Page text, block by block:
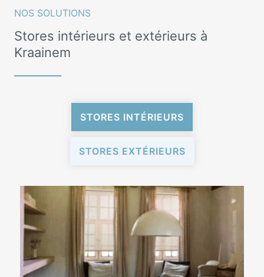
NOS SOLUTIONS
Stores intérieurs et extérieurs à
Kraainem
STORES INTÉRIEURS
STORES EXTÉRIEURS